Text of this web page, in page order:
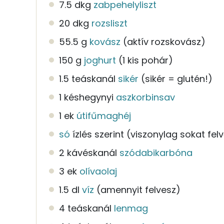
7.5 dkg zabpehelyliszt
20 dkg rozsliszt
55.5 g kovász (aktív rozskovász)
150 g joghurt (1 kis pohár)
1.5 teáskanál sikér (sikér = glutén!)
1 késhegynyi aszkorbinsav
1 ek útifűmaghéj
só ízlés szerint (viszonylag sokat
2 kávéskanál szódabikarbóna
3 ek olívaolaj
1.5 dl víz (amennyit felvesz)
4 teáskanál lenmag